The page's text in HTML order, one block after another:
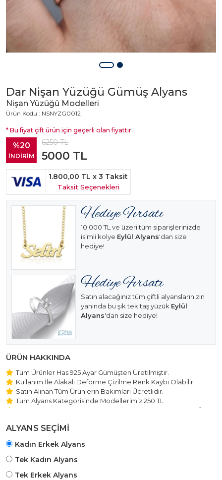
Dar Nişan Yüzüğü Gümüş Alyans
Nişan Yüzüğü Modelleri
Ürün Kodu : NSNYZG0012
* Bu fiyat çift ürün için geçerli olan fiyattır.
%20
İNDİRİM
6250TL
5000 TL
1.800,00 TL x 3 Taksit
Taksit Seçenekleri
10.000 TL ve üzeri tüm siparişlerinizde
isimli kolye Eylül Alyans'dan size
hediye!
Satın alacağınız tüm çiftli alyanslarınızın
yanında bu şık tek taş yüzük Eylül
Alyans'dan size hediye!
ÜRÜN HAKKINDA
Tüm Ürünler Has 925 Ayar Gümüşten Üretilmiştir.
Kullanım İle Alakalı Deforme Çizilme Renk Kaybı Olabilir.
Satın Alınan Tüm Ürünlerin Bakımları Ücretlidir.
Tüm Alyans Kategorisinde Modellerimiz 250 TL
Beştaş Tektaş Kolye ve Bileklik Modellerimiz 150 TL Sabit Ücret
ALYANS SEÇİMİ
Kadın Erkek Alyans
Tek Kadın Alyans
Tek Erkek Alyans